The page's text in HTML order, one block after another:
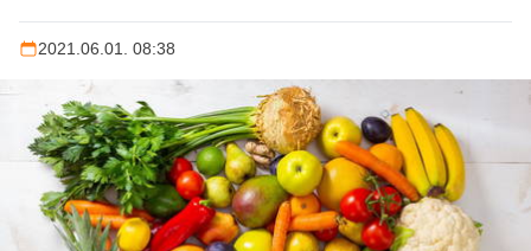
2021.06.01. 08:38